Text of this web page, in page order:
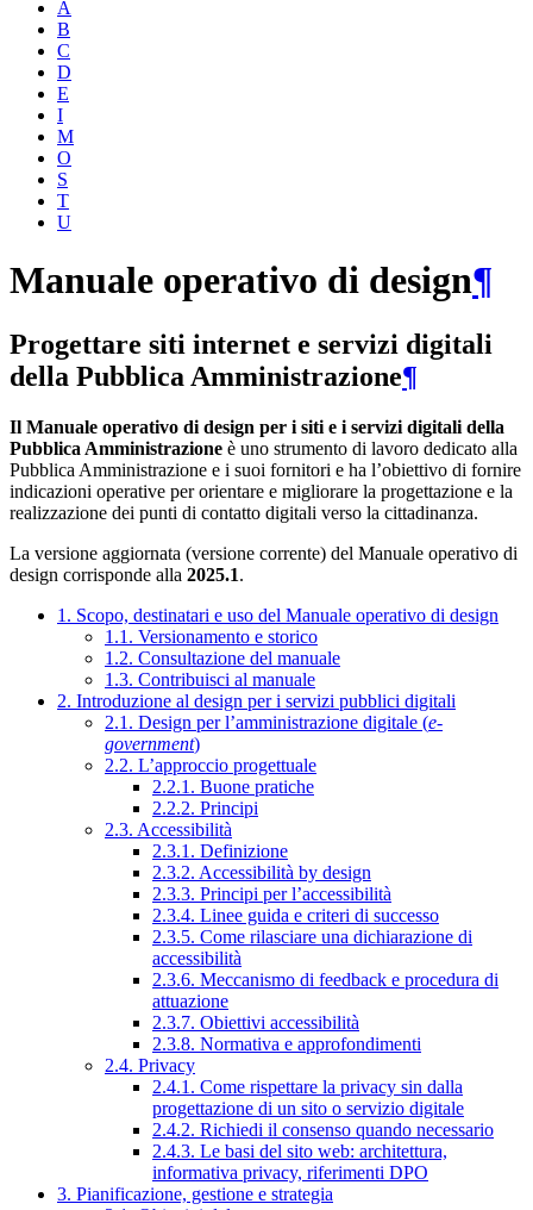
A
B
C
D
E
I
M
O
S
T
U
Manuale operativo di design¶
Progettare siti internet e servizi digitali
della Pubblica Amministrazione¶
Il Manuale operativo di design per i siti e i servizi digitali della
Pubblica Amministrazione è uno strumento di lavoro dedicato alla
Pubblica Amministrazione e i suoi fornitori e ha l’obiettivo di fornire
indicazioni operative per orientare e migliorare la progettazione e la
realizzazione dei punti di contatto digitali verso la cittadinanza.
La versione aggiornata (versione corrente) del Manuale operativo di
design corrisponde alla 2025.1.
1. Scopo, destinatari e uso del Manuale operativo di design
1.1. Versionamento e storico
1.2. Consultazione del manuale
1.3. Contribuisci al manuale
2. Introduzione al design per i servizi pubblici digitali
2.1. Design per l’amministrazione digitale (e-
government)
2.2. L’approccio progettuale
2.2.1. Buone pratiche
2.2.2. Principi
2.3. Accessibilità
2.3.1. Definizione
2.3.2. Accessibilità by design
2.3.3. Principi per l’accessibilità
2.3.4. Linee guida e criteri di successo
2.3.5. Come rilasciare una dichiarazione di
accessibilità
2.3.6. Meccanismo di feedback e procedura di
attuazione
2.3.7. Obiettivi accessibilità
2.3.8. Normativa e approfondimenti
2.4. Privacy
2.4.1. Come rispettare la privacy sin dalla
progettazione di un sito o servizio digitale
2.4.2. Richiedi il consenso quando necessario
2.4.3. Le basi del sito web: architettura,
informativa privacy, riferimenti DPO
3. Pianificazione, gestione e strategia